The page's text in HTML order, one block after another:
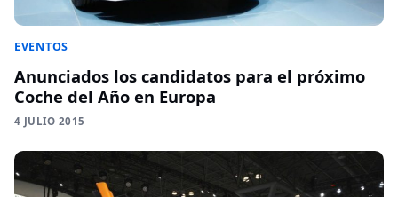
EVENTOS
Anunciados los candidatos para el próximo
Coche del Año en Europa
4 JULIO 2015